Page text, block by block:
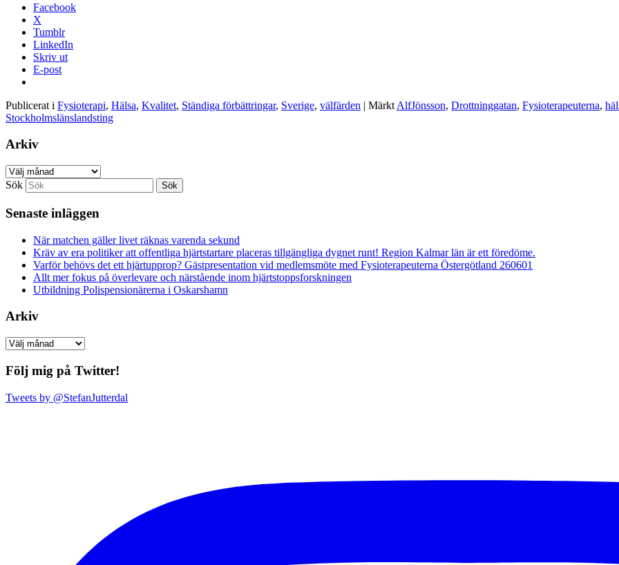
Facebook
X
Tumblr
LinkedIn
Skriv ut
E-post
Publicerat i Fysioterapi, Hälsa, Kvalitet, Ständiga förbättringar, Sverige, välfärden | Märkt AlfJönsson, Drottninggatan, Fysioterapeuterna,
Stockholmslänslandsting
Arkiv
Arkiv
Sök
Senaste inläggen
När matchen gäller livet räknas varenda sekund
Kräv av era politiker att offentliga hjärtstartare placeras tillgängliga dygnet runt! Region Kalmar län är ett föredöme.
Varför behövs det ett hjärtupprop? Gästpresentation vid medlemsmöte med Fysioterapeuterna Östergötland 260601
Allt mer fokus på överlevare och närstående inom hjärtstoppsforskningen
Utbildning Polispensionärerna i Oskarshamn
Arkiv
Arkiv
Följ mig på Twitter!
Tweets by @StefanJutterdal